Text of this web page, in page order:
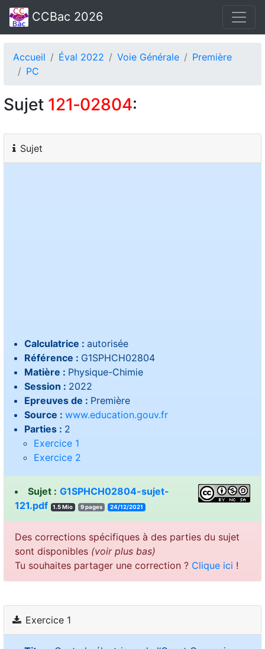
CCBac 2026
Accueil Éval 2022 Voie Générale
Première
PC
Sujet 121‑02804:
Sujet
Calculatrice : autorisée
Référence : G1SPHCH02804
Matière : Physique-Chimie
Session : 2022
Epreuves de : Première
Source : www.education.gouv.fr
Parties : 2
Exercice 1
Exercice 2
Sujet : G1SPHCH02804-sujet-
121.pdf
1.5 Mio 9 pages 24/12/2021
Des corrections spécifiques à des parties du sujet
sont disponibles (voir plus bas)
Tu souhaites partager une correction ? Clique ici !
Exercice 1